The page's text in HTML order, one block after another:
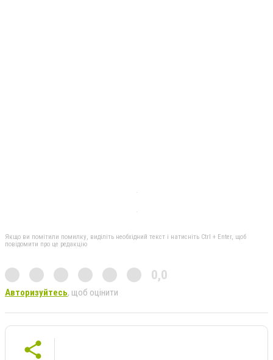
Якщо ви помітили помилку, виділіть необхідний текст і натисніть Ctrl + Enter, щоб
повідомити про це редакцію
0,0
Авторизуйтесь, щоб оцінити